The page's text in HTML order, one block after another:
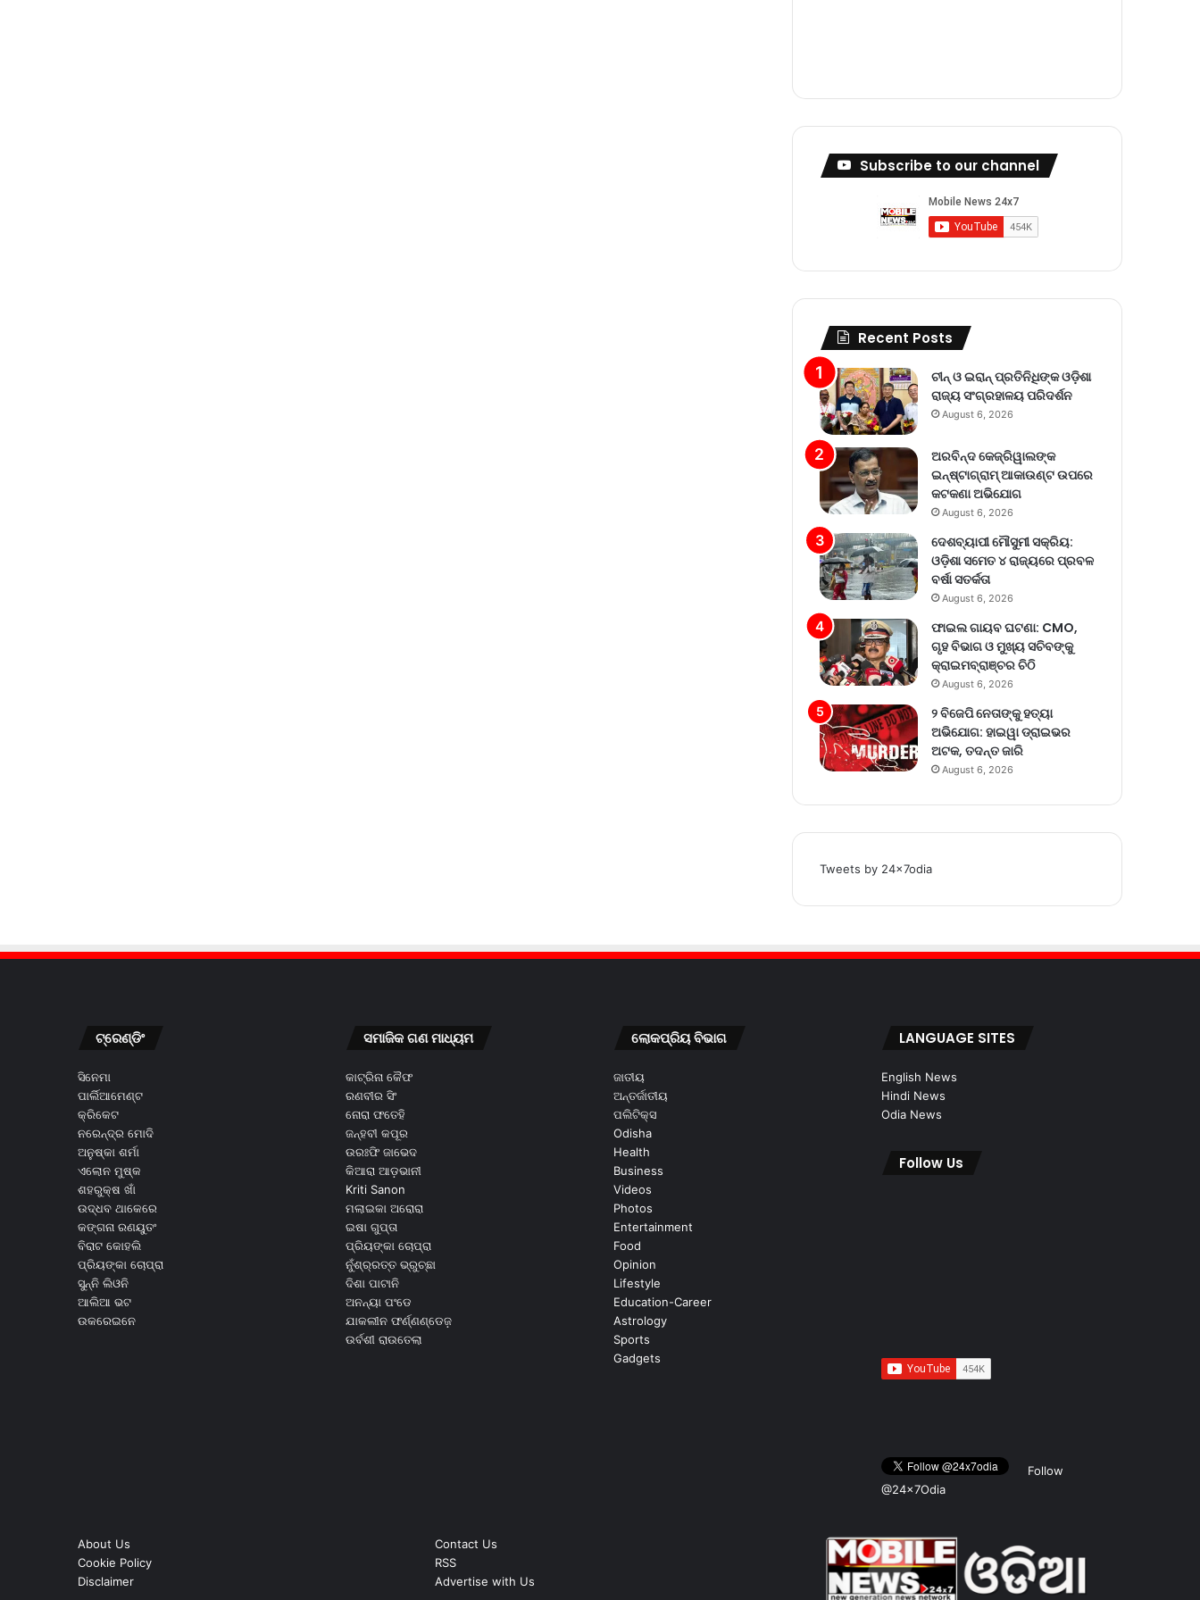
Subscribe to our channel
Recent Posts
ଚୀନ୍ ଓ ଇରାନ୍ ପ୍ରତିନିଧିଙ୍କ ଓଡ଼ିଶା
ରାଜ୍ୟ ସଂଗ୍ରହାଳୟ ପରିଦର୍ଶନ
August 6, 2026
ଅରବିନ୍ଦ କେଜ୍ରିୱାଲଙ୍କ
ଇନ୍‌ଷ୍ଟାଗ୍ରାମ୍ ଆକାଉଣ୍ଟ ଉପରେ
କଟକଣା ଅଭିଯୋଗ
August 6, 2026
ଦେଶବ୍ୟାପୀ ମୌସୁମୀ ସକ୍ରିୟ:
ଓଡ଼ିଶା ସମେତ ୪ ରାଜ୍ୟରେ ପ୍ରବଳ
ବର୍ଷା ସତର୍କତା
August 6, 2026
ଫାଇଲ ଗାୟବ ଘଟଣା: CMO,
ଗୃହ ବିଭାଗ ଓ ମୁଖ୍ୟ ସଚିବଙ୍କୁ
କ୍ରାଇମବ୍ରାଞ୍ଚର ଚିଠି
August 6, 2026
୨ ବିଜେପି ନେତାଙ୍କୁ ହତ୍ୟା
ଅଭିଯୋଗ: ହାଇୱା ଡ୍ରାଇଭର
ଅଟକ, ତଦନ୍ତ ଜାରି
August 6, 2026
Tweets by 24x7odia
ଟ୍ରେଣ୍ଡିଂ
ସିନେମା
ପାର୍ଲିଆମେଣ୍ଟ
କ୍ରିକେଟ
ନରେନ୍ଦ୍ର ମୋଦି
ଅନୁଷ୍କା ଶର୍ମା
ଏଲୋନ ମୁଷ୍କ
ଶହରୁକ୍ଷ ଖାଁ
ଉଦ୍ଧବ ଥାକେରେ
କଙ୍ଗନା ରଣୟୁତଂ
ବିରାଟ କୋହଲି
ପ୍ରିୟଙ୍କା ଚୋପ୍ରା
ସୁନ୍ନି ଲିଓନି
ଆଲିଆ ଭଟ
ଉକରେଇନେ
ସମାଜିକ ଗଣ ମାଧ୍ୟମ
କାଟ୍ରିନା କୈଫ
ରଣବୀର ସିଂ
ନୋରା ଫତେହି
ଜନ୍ହବୀ କପୂର
ଉରଃଫି ଜାଭେଦ
କିଆରା ଆଡ଼ଭାନୀ
Kriti Sanon
ମଲାଇକା ଅରୋରା
ଇଷା ଗୁପ୍ତା
ପ୍ରିୟଙ୍କା ଚୋପ୍ରା
ନୁଁଶ୍ର୍ରତ୍ତ ଭ୍ରୁଚ୍ଛା
ଦିଶା ପାଟାନି
ଅନନ୍ୟା ପଂଡେ
ଯାକଲୀନ ଫର୍ଣ୍ଣଣ୍ଡେଜ଼
ଉର୍ବଶୀ ରାଉତେଲା
ଲୋକପ୍ରିୟ ବିଭାଗ
ଜାତୀୟ
ଅନ୍ତର୍ଜାତୀୟ
ପଲିଟିକ୍ସ
Odisha
Health
Business
Videos
Photos
Entertainment
Food
Opinion
Lifestyle
Education-Career
Astrology
Sports
Gadgets
LANGUAGE SITES
English News
Hindi News
Odia News
Follow Us
Follow
@24x7Odia
About Us
Cookie Policy
Disclaimer
Contact Us
RSS
Advertise with Us